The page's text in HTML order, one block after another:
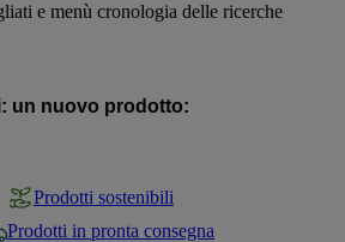
e menù cronologia delle ricerche
un nuovo prodotto:
Prodotti sostenibili
Prodotti in pronta consegna